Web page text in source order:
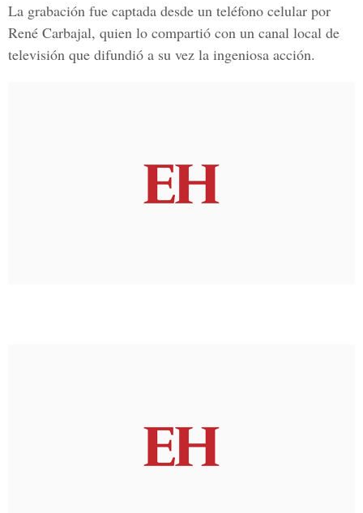
La grabación fue captada desde un teléfono celular por
René Carbajal, quien lo compartió con un canal local de
televisión que difundió a su vez la ingeniosa acción.